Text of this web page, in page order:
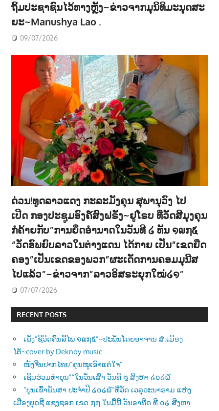
ຖິ້ມປະຊາຊົນໄວ້ທາງຫຼັງ~ຂ່າວຈາກມຸນິທິມະນຸດສະ
ຍະ~Manushya Lao .
09/07/2026
ດ່ວນ!ທູດລາວແດງ ກະລະມັງຄຸນ ສຸພານຸວົງ ໄປ
ເປີດ ກອງປະຊູມອົງຄ໌ສົງຝຣັ່ງ~ຢູໂຣບ ທີ່ວັດສີມຸງຄຸນ
ກໍຄ້າຍກັບ”ການຍຶດອຳນາດໃນວັນທີ ໒ ທັນ ໑໙໗໕
“ວັດອົພຍົບລາວໃນຕ່າງແດນ ໄດ້ກາຍ ເປັນ”ເຂດຍືດ
ຄອງ”ເປັນເຂດຂອງພວກ”ຜະເດັດການຄອມມຸນີສ
ໄປແລ້ວ”~ຂ່າວຈາກ”ລາວອິສຣະຍຸກໃໝ່໒໑”
07/07/2026
RECENT POSTS
ເພັງ”ຊີວີດຄົນລີ້ໄພ ໑໙໗໕”~ປະພັນໂດຍອາຈານ ສໍ.ເມືອງ
ໄຕ້~cover by Deknoy music
ໜັງຈີນປາກໄທຍ”ຄຸນໜູເອົາແຕ່ໃຈ”
ເຊີນຮ່ວມທຳບຸນ””ໃນວັນເສົາ ວັນທີ ໘ ສີງຫາ ໒໐໒໖
“ບຸນເຂົ້າພັນສາ ປະຈຳປີ ໒໐໒໖”ທີ່ວັດ ເວລຸວະນາຣາມ ແຫ່ງ
ເມືອງບຸດຊີ ແຊງຊອກ ເຂດ ໗໗ ໃນມື້ນີ້ ວັນອາທີດ ທີ ໐໒ ສີງຫາ